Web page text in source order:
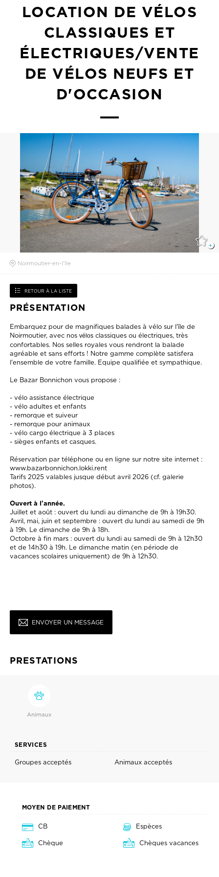
LOCATION DE VÉLOS
CLASSIQUES ET
ÉLECTRIQUES/VENTE
DE VÉLOS NEUFS ET
D'OCCASION
Noirmoutier-en-l'île
RETOUR À LA LISTE
PRÉSENTATION
Embarquez pour de magnifiques balades à vélo sur l'île de
Noirmoutier, avec nos vélos classiques ou électriques, très
confortables. Nos selles royales vous rendront la balade
agréable et sans efforts ! Notre gamme complète satisfera
l'ensemble de votre famille. Equipe qualifiée et sympathique.
Le Bazar Bonnichon vous propose :
- vélo assistance électrique
- vélo adultes et enfants
- remorque et suiveur
- remorque pour animaux
- vélo cargo électrique à 3 places
- sièges enfants et casques.
Réservation par téléphone ou en ligne sur notre site internet :
www.bazarbonnichon.lokki.rent
Tarifs 2025 valables jusque début avril 2026 (cf. galerie
photos).
Ouvert à l'année.
Juillet et août : ouvert du lundi au dimanche de 9h à 19h30.
Avril, mai, juin et septembre : ouvert du lundi au samedi de 9h
à 19h. Le dimanche de 9h à 18h.
Octobre à fin mars : ouvert du lundi au samedi de 9h à 12h30
et de 14h30 à 19h. Le dimanche matin (en période de
vacances scolaires uniquement) de 9h à 12h30.
ENVOYER UN MESSAGE
PRESTATIONS
Animaux
SERVICES
Groupes acceptés Animaux acceptés
MOYEN DE PAIEMENT
CB
Espèces
Chèque
Chèques vacances